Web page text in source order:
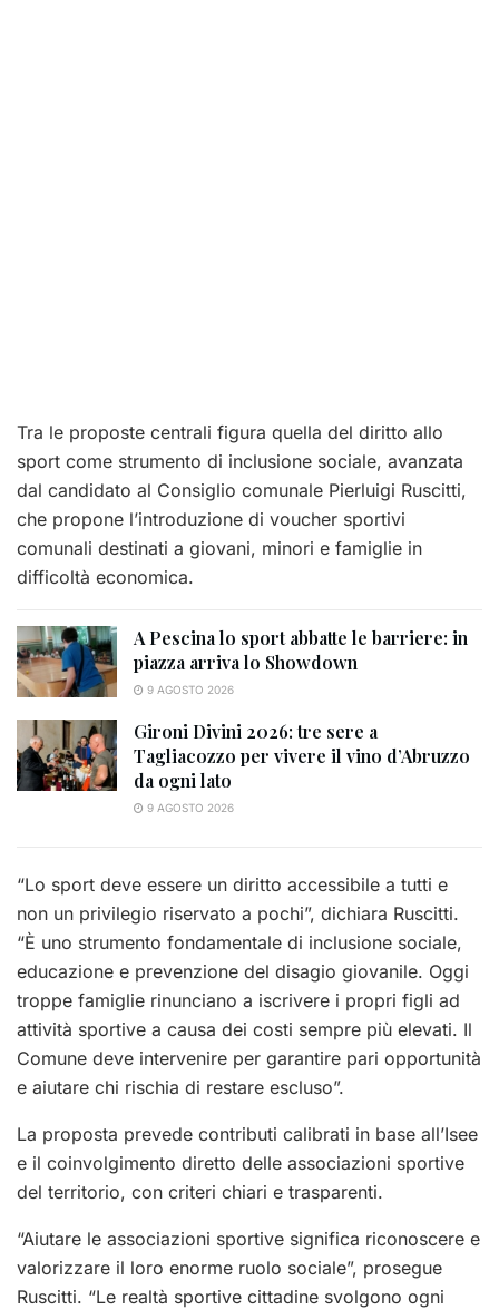
Tra le proposte centrali figura quella del diritto allo
sport come strumento di inclusione sociale, avanzata
dal candidato al Consiglio comunale Pierluigi Ruscitti,
che propone l’introduzione di voucher sportivi
comunali destinati a giovani, minori e famiglie in
difficoltà economica.
A Pescina lo sport abbatte le barriere: in
piazza arriva lo Showdown
9 AGOSTO 2026
Gironi Divini 2026: tre sere a
Tagliacozzo per vivere il vino d’Abruzzo
da ogni lato
9 AGOSTO 2026
“Lo sport deve essere un diritto accessibile a tutti e
non un privilegio riservato a pochi”, dichiara Ruscitti.
“È uno strumento fondamentale di inclusione sociale,
educazione e prevenzione del disagio giovanile. Oggi
troppe famiglie rinunciano a iscrivere i propri figli ad
attività sportive a causa dei costi sempre più elevati. Il
Comune deve intervenire per garantire pari opportunità
e aiutare chi rischia di restare escluso”.
La proposta prevede contributi calibrati in base all’Isee
e il coinvolgimento diretto delle associazioni sportive
del territorio, con criteri chiari e trasparenti.
“Aiutare le associazioni sportive significa riconoscere e
valorizzare il loro enorme ruolo sociale”, prosegue
Ruscitti. “Le realtà sportive cittadine svolgono ogni